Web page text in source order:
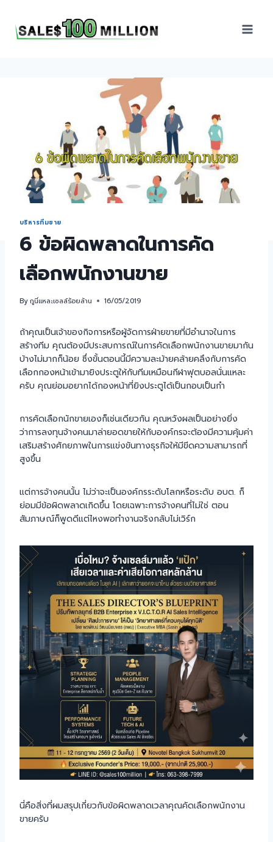
บริหารทีมขาย
6 ข้อผิดพลาดในการคัด
เลือกพนักงานขาย
Byกูนี่แหละเซลล์ร้อยล้าน 16/05/2019
ถ้าคุณเป็นเจ้าของกิจการหรือผู้จัดการฝ่ายขายที่มีอำนาจในการ
สร้างทีม คุณต้องมีประสบการณ์ในการคัดเลือกพนักงานขายมากัน
บ้างไม่มากก็น้อย ซึ่งขั้นตอนนี้มีความละม้ายคล้ายคลึงกับการคัด
เลือกกองหน้าเข้ามายิงประตูให้กับทีมเหมือนกีฬาฟุตบอลนั่นแหละ
ครับ คุณย่อมอยากได้กองหน้าที่ยิงประตูได้เป็นกอบเป็นกำ
การคัดเลือกนักขายเองก็เช่นเดียวกัน คุณหวังผลเป็นอย่างยิ่ง
ว่าการลงทุนจ้างคนมาล่ายอดขายให้กับองค์กรจะต้องมีความคุ้มค่า
เสริมสร้างศักยภาพในการแข่งขันทางธุรกิจให้มีขีดความสามารถที่
สูงขึ้น
แต่การจ้างคนนั้น ไม่ว่าจะเป็นองค์กรระดับโลกหรือระดับ อบต. ก็
ย่อมมีข้อผิดพลาดเกิดขึ้น โดยเฉพาะการจ้างคนที่ไม่ใช่ ตอน
สัมภาษณ์ก็พูดดีแต่ไหงพอทำงานจริงกลับไม่เวิร์ก
นี่คือสิ่งที่ผมสรุปเกี่ยวกับข้อผิดพลาดเวลาคุณคัดเลือกพนักงาน
ขายครับ